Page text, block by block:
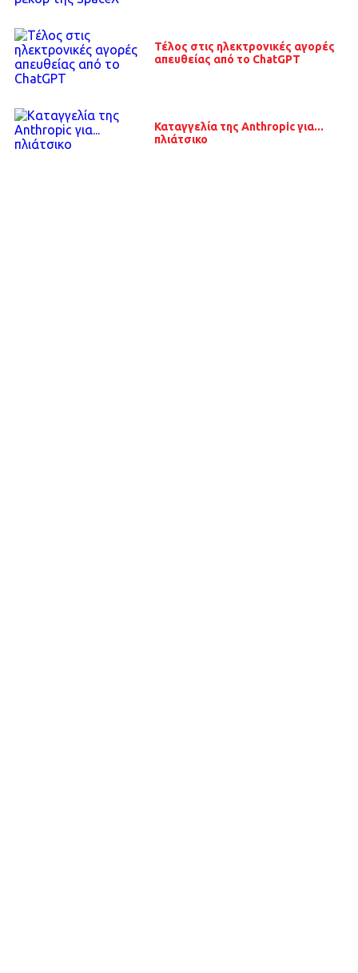
Τέλος στις ηλεκτρονικές αγορές
απευθείας από το ChatGPT
Καταγγελία της Anthropic για...
πλιάτσικο